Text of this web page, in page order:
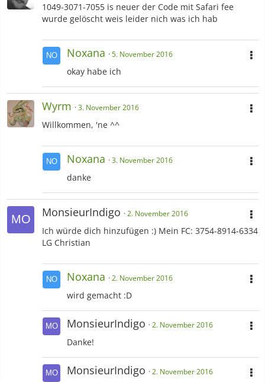
1049-3071-7055 is neuer der Code mit Safari fee
wurde gelöscht weis leider nich was ich hab
Noxana 5. November 2016
okay habe ich
Wyrm 3. November 2016
Willkommen, 'ne ^^
Noxana 3. November 2016
danke
MonsieurIndigo 2. November 2016
Ich würde dich hinzufügen :) Mein FC: 3754-8914-6334
LG Christian
Noxana 2. November 2016
wird gemacht :D
MonsieurIndigo 2. November 2016
Danke!
MonsieurIndigo 2. November 2016